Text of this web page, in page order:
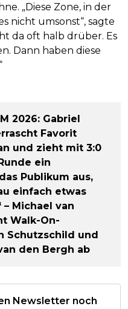
„Diese Zone, in der
nicht umsonst“, sagte
da oft halb drüber. Es
Dann haben diese
2026: Gabriel
Favorit
und zieht mit 3:0
ein
Publikum aus,
einfach etwas
Michael van
Walk-On-
Schutzschild und
den Bergh ab
Newsletter noch